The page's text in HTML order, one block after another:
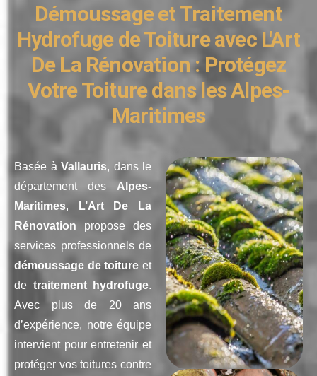
Démoussage et Traitement
Hydrofuge de Toiture avec L'Art
De La Rénovation : Protégez
Votre Toiture dans les Alpes-
Maritimes
Basée à Vallauris, dans le
département des Alpes-
Maritimes,
L’Art De La
Rénovation propose des
services professionnels de
démoussage de toiture et
de traitement hydrofuge.
Avec plus de 20 ans
d’expérience, notre équipe
intervient pour entretenir et
protéger vos toitures contre